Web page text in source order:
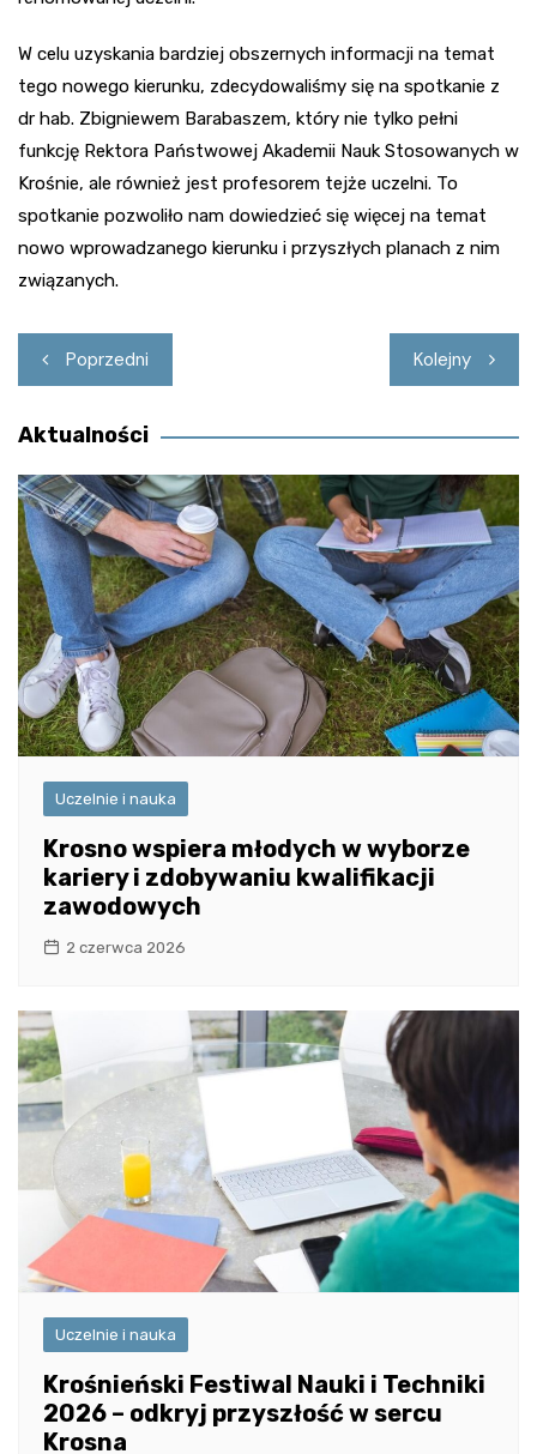
W celu uzyskania bardziej obszernych informacji na temat
tego nowego kierunku, zdecydowaliśmy się na spotkanie z
dr hab. Zbigniewem Barabaszem, który nie tylko pełni
funkcję Rektora Państwowej Akademii Nauk Stosowanych w
Krośnie, ale również jest profesorem tejże uczelni. To
spotkanie pozwoliło nam dowiedzieć się więcej na temat
nowo wprowadzanego kierunku i przyszłych planach z nim
związanych.
Nawigacja
wpisu
Poprzedni Kolejny
Aktualności
Uczelnie i nauka
Krosno wspiera młodych w wyborze
kariery i zdobywaniu kwalifikacji
zawodowych
2 czerwca 2026
Uczelnie i nauka
Krośnieński Festiwal Nauki i Techniki
2026 – odkryj przyszłość w sercu
Krosna